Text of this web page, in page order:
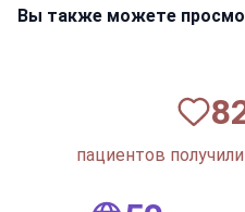
Вы также можете
пациентов